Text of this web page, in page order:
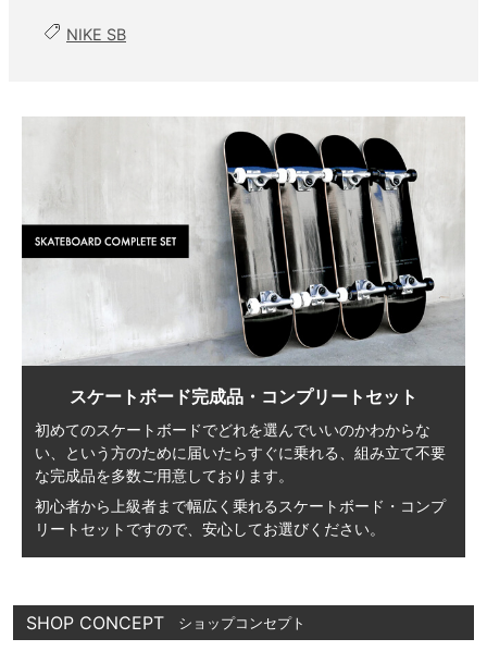
NIKE SB
スケートボード完成品・コンプリートセット
初めてのスケートボードでどれを選んでいいのかわからな
い、
という方のために届いたらすぐに乗れる、 組み立て不要
な完成品を多数ご用意しております。
初心者から上級者まで幅広く乗れる スケートボード・コンプ
リートセットですので、 安心してお選びください。
SHOP CONCEPT ショップコンセプト